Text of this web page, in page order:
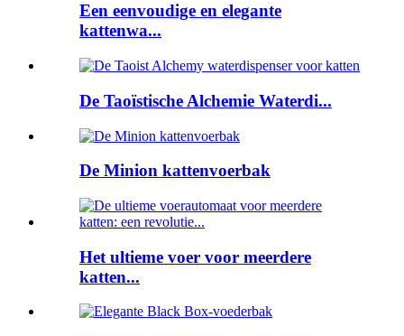
Een eenvoudige en elegante
kattenwa...
De Taoïstische Alchemie Waterdi...
De Minion kattenvoerbak
Het ultieme voer voor meerdere
katten...